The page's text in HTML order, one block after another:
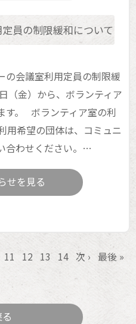
員の制限緩和について
の会議室利用定員の制限緩
（金）から、ボランティア
す。 ボランティア室の利
用希望の団体は、コミュニ
合わせください。…
せを見る
11 12 13 14 次 › 最後 »